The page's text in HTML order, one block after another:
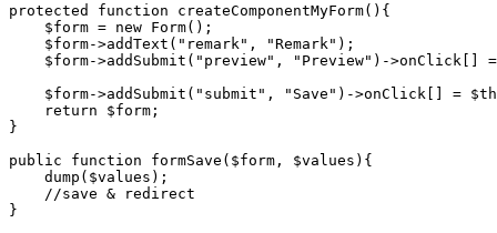
protected function createComponentMyForm(){
    $form = new Form();
    $form->addText("remark", "Remark");
$form->addSubmit("preview", "Preview")->onClick[]
$form->addSubmit("submit", "Save")->onClick[] =
    return $form;
}
public function formSave($form, $values){
    dump($values);
    //save & redirect
}